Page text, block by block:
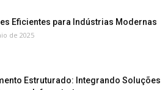
Eficientes para Indústrias Modernas
de 2025
Estruturado: Integrando Soluções